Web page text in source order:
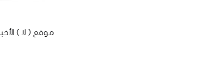
موقع ( لا ) الأخباري المستقل ©